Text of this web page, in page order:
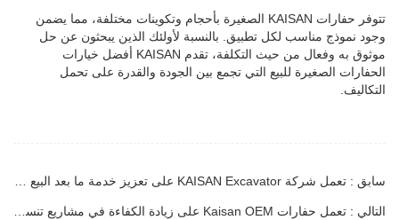
تتوفر حفارات KAISAN الصغيرة بأحجام وتكوينات مختلفة، مما يضمن
وجود نموذج مناسب لكل تطبيق. بالنسبة لأولئك الذين يبحثون عن حل
موثوق به وفعال من حيث التكلفة، تقدم KAISAN أفضل خيارات
الحفارات الصغيرة للبيع التي تجمع بين الجودة والقدرة على تحمل
التكاليف.